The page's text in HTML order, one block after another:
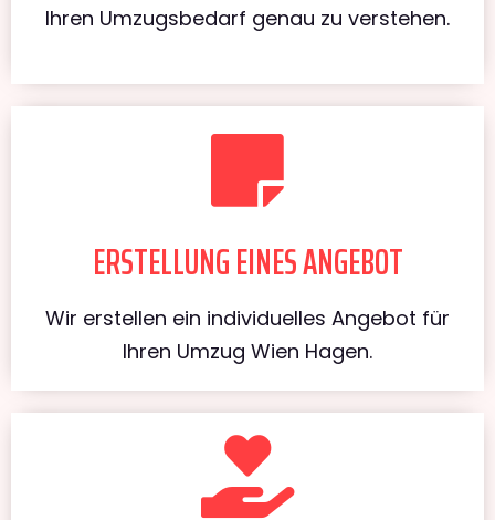
Ihren Umzugsbedarf genau zu verstehen.
ERSTELLUNG EINES ANGEBOT
Wir erstellen ein individuelles Angebot für
Ihren Umzug Wien Hagen.